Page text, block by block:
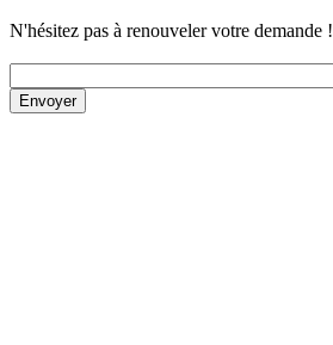
N'hésitez pas à renouveler votre demande !